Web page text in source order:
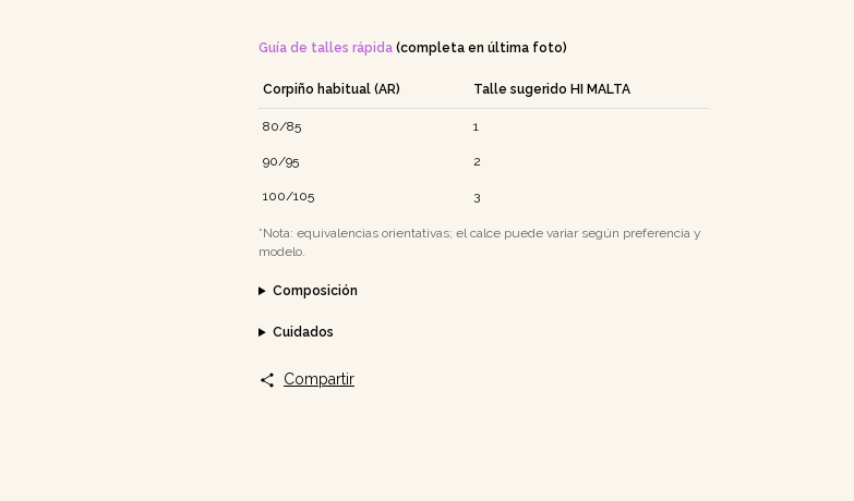
Guía de talles rápida (completa en última foto)
Corpiño habitual (AR) Talle sugerido HI MALTA
80/85 1
90/95 2
100/105 3
*Nota: equivalencias orientativas; el calce puede variar según preferencia y
modelo.
Composición
Cuidados
Compartir